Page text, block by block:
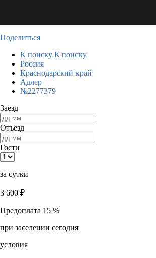
Поделиться
К поиску К поиску
Россия
Краснодарский край
Адлер
№2277379
Заезд
Отъезд
Гости
за сутки
3 600 ₽
Предоплата 15 %
при заселении сегодня
условия